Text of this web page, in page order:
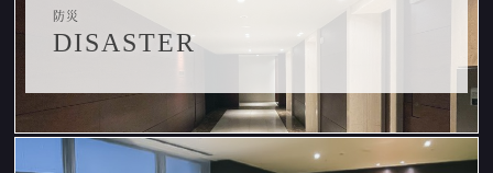
防災
DISASTER